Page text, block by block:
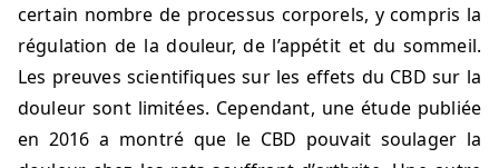
certain nombre de processus corporels, y compris la
régulation de la douleur, de l’appétit et du sommeil.
Les preuves scientifiques sur les effets du CBD sur la
douleur sont limitées. Cependant, une étude publiée
en 2016 a montré que le CBD pouvait soulager la